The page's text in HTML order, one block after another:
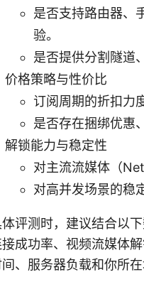
是否支持路由器、
验。
是否提供分割隧道
价格策略与性价比
订阅周期的折扣力
是否存在捆绑优惠
解锁能力与稳定性
对主流流媒体（
对高并发场景的稳
评测时，建议结合以
成功率、视频流媒体
间、服务器负载和你所